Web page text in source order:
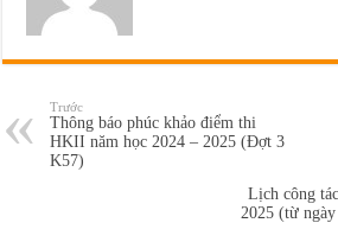
Trước
Thông báo phúc khảo điểm thi
HKII năm học 2024 – 2025 (Đợt 3
K57)
Lịch công
2025 (từ